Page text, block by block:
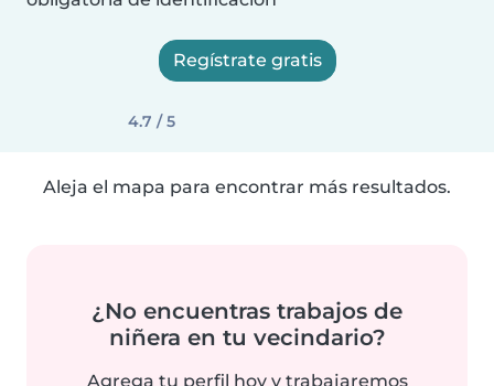
Regístrate gratis
4.7 / 5
Aleja el mapa para encontrar más resultados.
¿No encuentras trabajos de
niñera en tu vecindario?
Agrega tu perfil hoy y trabajaremos